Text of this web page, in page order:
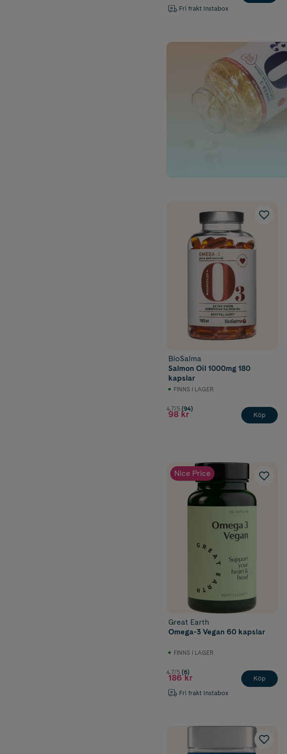
Fri frakt Instabox
BioSalma
Salmon Oil 1000mg 180
kapslar
FINNS I LAGER
4.7/5 (94)
98 kr Köp
Nice Price
Great Earth
Omega-3 Vegan 60 kapslar
FINNS I LAGER
4.7/5 (6)
186 kr
Fri frakt Instabox
Köp